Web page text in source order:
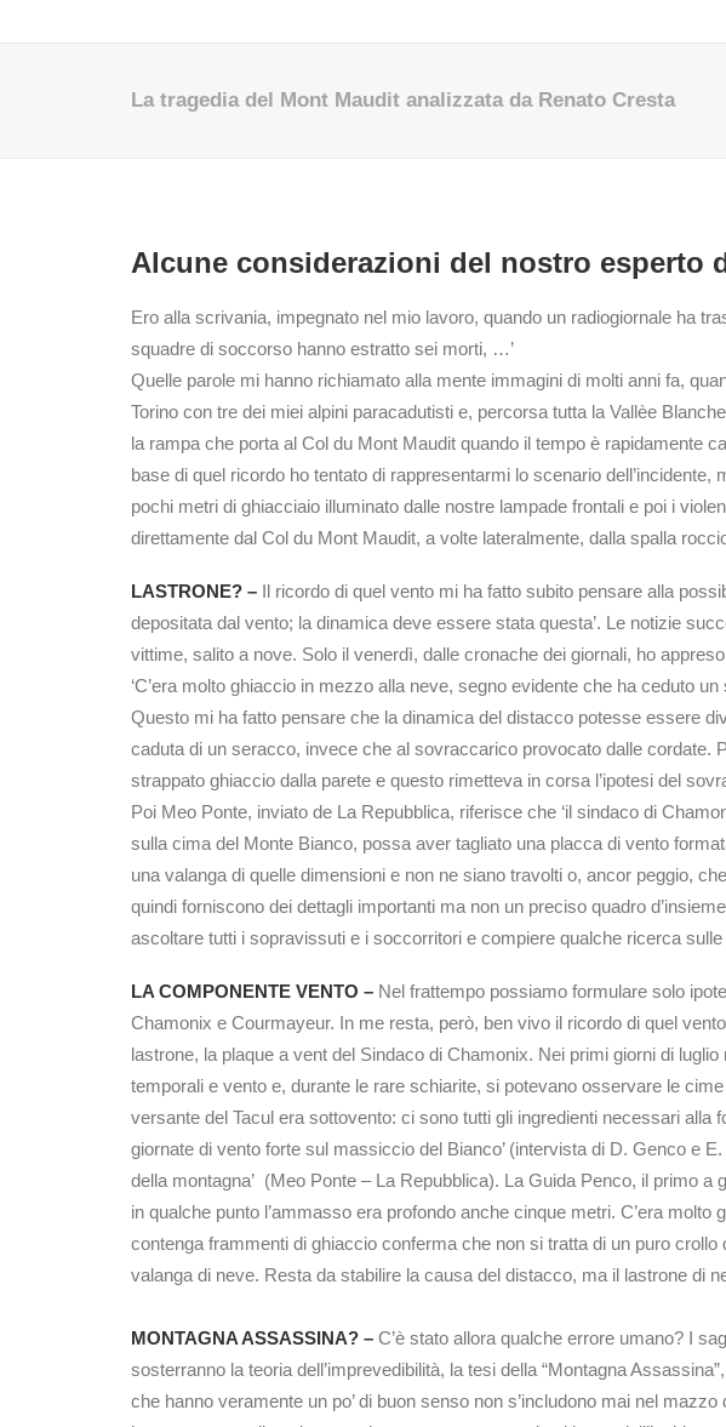
La tragedia del Mont Maudit analizzata da Renato Cresta
Alcune considerazioni del nostro esperto
Ero alla scrivania, impegnato nel mio lavoro, quando un radiogiornale ha
squadre di soccorso hanno estratto sei morti, …’
Quelle parole mi hanno richiamato alla mente immagini di molti anni fa,
Torino con tre dei miei alpini paracadutisti e, percorsa tutta la Vallèe
la rampa che porta al Col du Mont Maudit quando il tempo è rapidamente
base di quel ricordo ho tentato di rappresentarmi lo scenario
pochi metri di ghiacciaio illuminato dalle nostre lampade frontali e poi i
direttamente dal Col du Mont Maudit, a volte lateralmente, dalla spalla
LASTRONE? – Il ricordo di quel vento mi ha fatto subito pensare alla
depositata dal vento; la dinamica deve essere stata questa’. Le notizie
vittime, salito a nove. Solo il venerdì, dalle cronache dei giornali, ho
‘C’era molto ghiaccio in mezzo alla neve, segno evidente che ha ceduto un
Questo mi ha fatto pensare che la dinamica del distacco potesse essere
caduta di un seracco, invece che al sovraccarico provocato dalle cordate.
strappato ghiaccio dalla parete e questo rimetteva in corsa l’ipotesi del
Poi Meo Ponte, inviato de La Repubblica, riferisce che ‘il sindaco di
sulla cima del Monte Bianco, possa aver tagliato una placca di vento
una valanga di quelle dimensioni e non ne siano travolti o, ancor peggio,
quindi forniscono dei dettagli importanti ma non un preciso quadro
ascoltare tutti i sopravissuti e i soccorritori e compiere qualche ricerca
LA COMPONENTE VENTO – Nel frattempo possiamo formulare solo
Chamonix e Courmayeur. In me resta, però, ben vivo il ricordo di quel
lastrone, la plaque a vent del Sindaco di Chamonix. Nei primi giorni di
temporali e vento e, durante le rare schiarite, si potevano osservare le
versante del Tacul era sottovento: ci sono tutti gli ingredienti necessari
giornate di vento forte sul massiccio del Bianco’ (intervista di D. Genco e
della montagna’ (Meo Ponte – La Repubblica). La Guida Penco, il primo
in qualche punto l’ammasso era profondo anche cinque metri. C’era
contenga frammenti di ghiaccio conferma che non si tratta di un puro
valanga di neve. Resta da stabilire la causa del distacco, ma il lastrone di
MONTAGNA ASSASSINA? – C’è stato allora qualche errore umano? I
sosterranno la teoria dell’imprevedibilità, la tesi della “Montagna
che hanno veramente un po’ di buon senso non s’includono mai nel